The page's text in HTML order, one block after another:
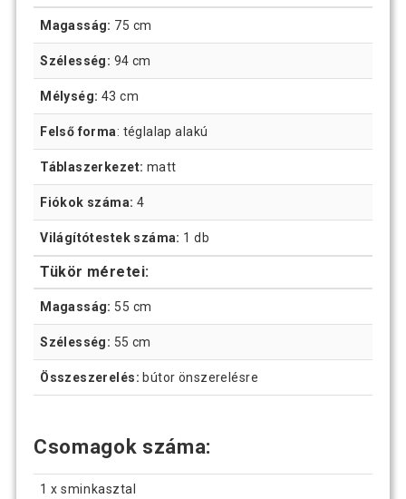
Magasság: 75 cm
Szélesség: 94 cm
Mélység: 43 cm
Felső forma: téglalap alakú
Táblaszerkezet: matt
Fiókok száma: 4
Világítótestek száma: 1 db
Tükör méretei:
Magasság: 55 cm
Szélesség: 55 cm
Összeszerelés: bútor önszerelésre
Csomagok száma:
1 x sminkasztal